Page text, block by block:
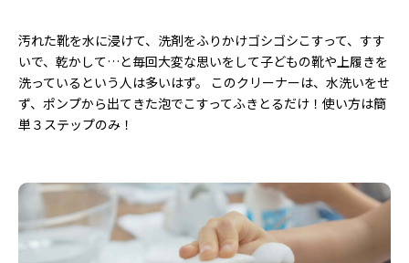
汚れた靴を水に浸けて、洗剤をふりかけゴシゴシこすって、すす
いで、乾かして…と毎回大変な思いをして子どもの靴や上履きを
洗っているという人は多いはず。 このクリーナーは、水洗いをせ
ず、ポンプから出てきた泡でこすってふきとるだけ！使い方は簡
単３ステップのみ！